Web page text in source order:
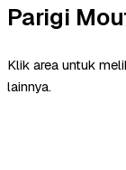
Parigi
Klik area untuk
lainnya.